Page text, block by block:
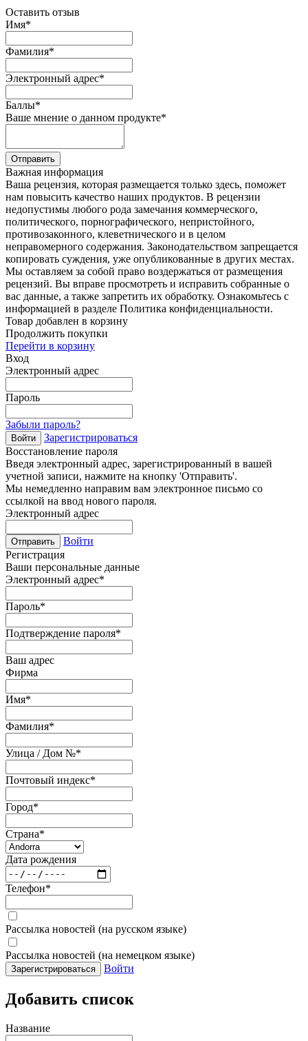
Оставить отзыв
Имя*
Фамилия*
Электронный адрес*
Баллы*
Ваше мнение о данном продукте*
Отправить
Важная информация
Ваша рецензия, которая размещается только здесь, поможет
нам повысить качество наших продуктов. В рецензии
недопустимы любого рода замечания коммерческого,
политического, порнографического, непристойного,
противозаконного, клеветнического и в целом
неправомерного содержания. Законодательством запрещается
копировать суждения, уже опубликованные в других местах.
Мы оставляем за собой право воздержаться от размещения
рецензий. Вы вправе просмотреть и исправить собранные о
вас данные, а также запретить их обработку. Ознакомьтесь с
информацией в разделе Политика конфиденциальности.
Товар добавлен в корзину
Продолжить покупки
Перейти в корзину
Вход
Электронный адрес
Пароль
Забыли пароль?
Войти
Зарегистрироваться
Восстановление пароля
Введя электронный адрес, зарегистрированный в вашей
учетной записи, нажмите на кнопку 'Отправить'.
Мы немедленно направим вам электронное письмо со
ссылкой на ввод нового пароля.
Электронный адрес
Отправить
Войти
Регистрация
Ваши персональные данные
Электронный адрес*
Пароль*
Подтверждение пароля*
Ваш адрес
Фирма
Имя*
Фамилия*
Улица / Дом №*
Почтовый индекс*
Город*
Страна*
Дата рождения
Телефон*
Рассылка новостей (на русском языке)
Рассылка новостей (на немецком языке)
Зарегистрироваться Войти
Добавить список
Название